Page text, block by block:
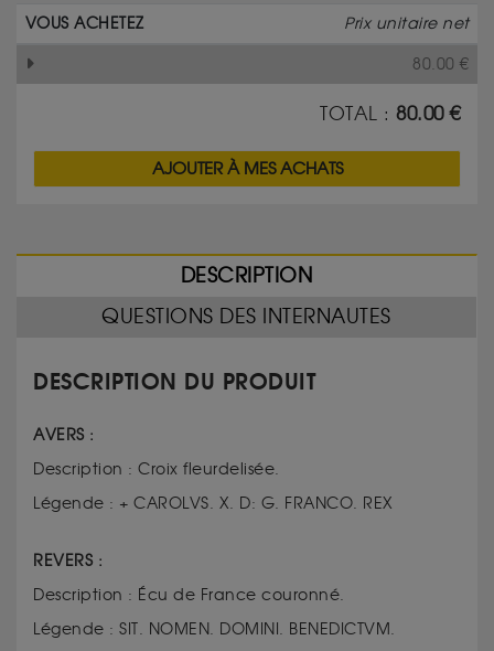
VOUS ACHETEZ Prix unitaire net
80.00 €
TOTAL :80.00€
AJOUTER À MES ACHATS
DESCRIPTION
QUESTIONS DES INTERNAUTES
DESCRIPTION DU PRODUIT
AVERS :
Description : Croix fleurdelisée.
Légende : + CAROLVS. X. D: G. FRANCO. REX
REVERS :
Description : Écu de France couronné.
Légende : SIT. NOMEN. DOMINI. BENEDICTVM.